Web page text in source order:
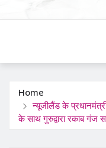
Home
न्यूजीलैंड के
के साथ गुरुद्वारा रकाब गंज